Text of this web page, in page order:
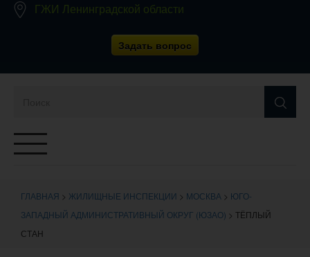
ГЖИ Ленинградской области
Задать вопрос
Переключатель
ГЛАВНАЯ > ЖИЛИЩНЫЕ ИНСПЕКЦИИ > МОСКВА > ЮГО-
ЗАПАДНЫЙ АДМИНИСТРАТИВНЫЙ ОКРУГ (ЮЗАО) > ТЁПЛЫЙ
СТАН